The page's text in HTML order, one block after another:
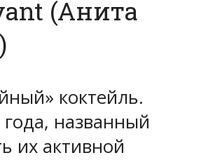
(Анита
коктейль.
названный
их активной